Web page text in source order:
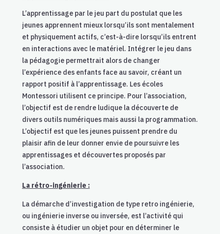
L’apprentissage par le jeu part du postulat que les
jeunes apprennent mieux lorsqu’ils sont mentalement
et physiquement actifs, c’est-à-dire lorsqu’ils entrent
en interactions avec le matériel. Intégrer le jeu dans
la pédagogie permettrait alors de changer
l’expérience des enfants face au savoir, créant un
rapport positif à l’apprentissage. Les écoles
Montessori utilisent ce principe. Pour l’association,
l’objectif est de rendre ludique la découverte de
divers outils numériques mais aussi la programmation.
L’objectif est que les jeunes puissent prendre du
plaisir afin de leur donner envie de poursuivre les
apprentissages et découvertes proposés par
l’association.
La rétro-ingénierie :
La démarche d’investigation de type retro ingénierie,
ou ingénierie inverse ou inversée, est l’activité qui
consiste à étudier un objet pour en déterminer le